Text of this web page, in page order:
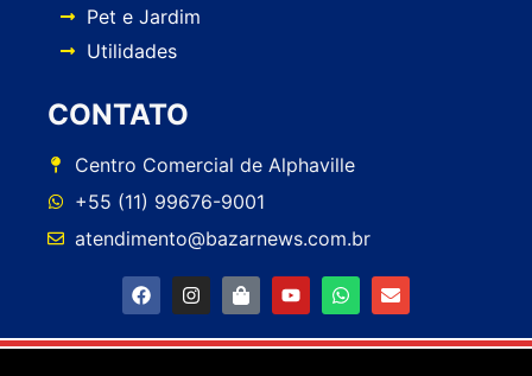
Pet e Jardim
Utilidades
CONTATO
Centro Comercial de Alphaville
+55 (11) 99676-9001
atendimento@bazarnews.com.br